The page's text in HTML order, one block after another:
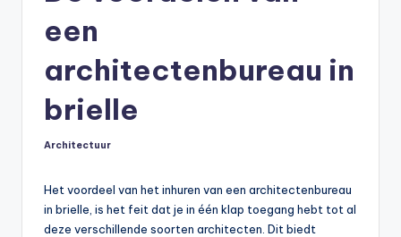
een
architectenbureau in
brielle
Geplaatst
Architectuur
Het voordeel van het inhuren van een architectenbureau
in brielle, is het feit dat je in één klap toegang hebt tot al
deze verschillende soorten architecten. Dit biedt